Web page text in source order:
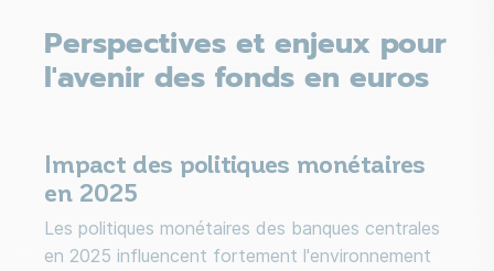
Perspectives et enjeux pour
l'avenir des fonds en euros
Impact des politiques monétaires
en 2025
Les politiques monétaires des banques centrales
en 2025 influencent fortement l'environnement